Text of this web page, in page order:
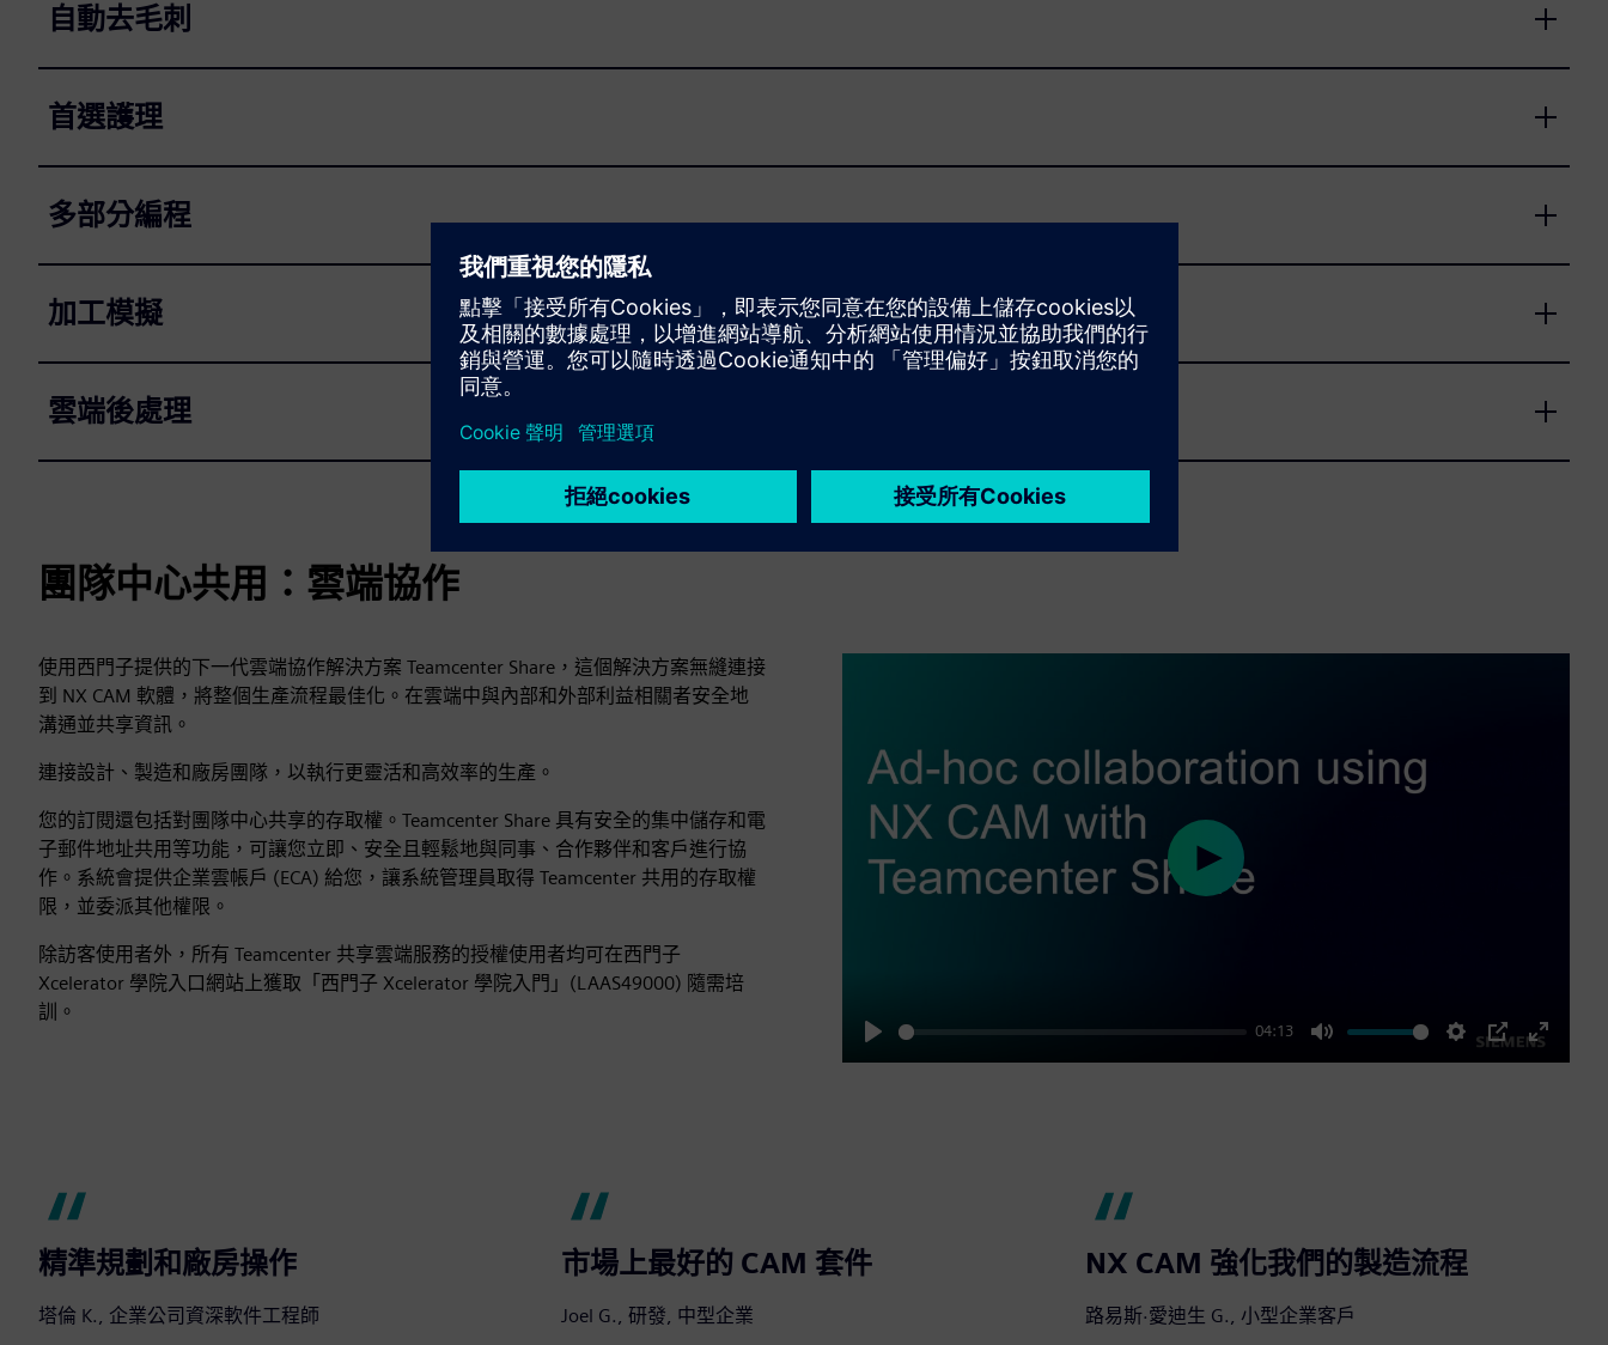
自動去毛刺
首選護理
多部分編程
加工模擬
雲端後處理
團隊中心共用：雲端協作
使用西門子提供的下一代雲端協作解決方案 Teamcenter Share，這個解決方案無縫連接
到 NX CAM 軟體，將整個生產流程最佳化。在雲端中與內部和外部利益相關者安全地
溝通並共享資訊。
連接設計、製造和廠房團隊，以執行更靈活和高效率的生產。
您的訂閱還包括對團隊中心共享的存取權。Teamcenter Share 具有安全的集中儲存和電
子郵件地址共用等功能，可讓您立即、安全且輕鬆地與同事、合作夥伴和客戶進行協
作。系統會提供企業雲帳戶 (ECA) 給您，讓系統管理員取得 Teamcenter 共用的存取權
限，並委派其他權限。
除訪客使用者外，所有 Teamcenter 共享雲端服務的授權使用者均可在西門子
Xcelerator 學院入口網站上獲取「西門子 Xcelerator 學院入門」(LAAS49000) 隨需培
訓。
Play
04:13
Mute Settings
PIP
Enter
Play
精準規劃和廠房操作
塔倫 K., 企業公司資深軟件工程師
市場上最好的 CAM 套件
Joel G., 研發, 中型企業
NX CAM 強化我們的製造流程
路易斯·愛迪生 G., 小型企業客戶